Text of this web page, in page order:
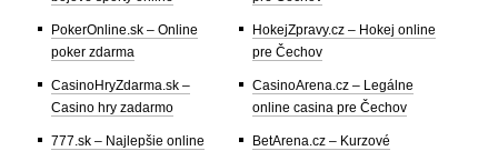
PokerOnline.sk – Online
poker zdarma
CasinoHryZdarma.sk –
Casino hry zadarmo
777.sk – Najlepšie online
HokejZpravy.cz – Hokej online
pre Čechov
CasinoArena.cz – Legálne
online casina pre Čechov
BetArena.cz – Kurzové